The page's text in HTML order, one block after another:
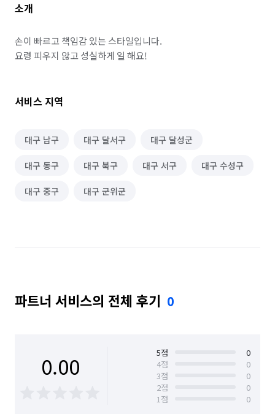
조명·음향·무대 알바
가구·침구·생활소품점 알바 이색테마·키즈카페 알바
피트니스·스포츠 알바 편의점 알바
의류·잡화매장 알바 휴대폰·전자제품매장 알바
단기 매장관리·판매 알바
반주자 알바 약국 알바
백화점·면세점·아울렛 알바 마트·유통점 알바
볼링·당구·스크린골프장 알바
인터넷쇼핑몰·소셜커머스·홈쇼핑 알바
이벤트·행사스텝 알바
소개
손이 빠르고 책임감 있는 스타일입니다.
요령 피우지 않고 성실하게 일 해요!
서비스 지역
대구 남구 대구 달서구 대구 달성군
대구 동구 대구 북구 대구 서구 대구 수성구
대구 중구 대구 군위군
파트너 서비스의 전체 후기 0
0.00 5점
0
4점
0
3점
0
2점
0
1점
0